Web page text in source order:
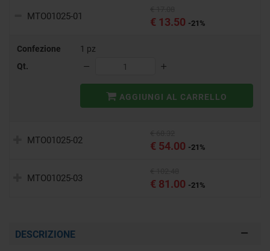
MTO01025-01 € 13.50 -21%
Confezione
1 pz
Qt.
AGGIUNGI AL CARRELLO
MTO01025-02 € 54.00 -21%
MTO01025-03 € 81.00 -21%
DESCRIZIONE